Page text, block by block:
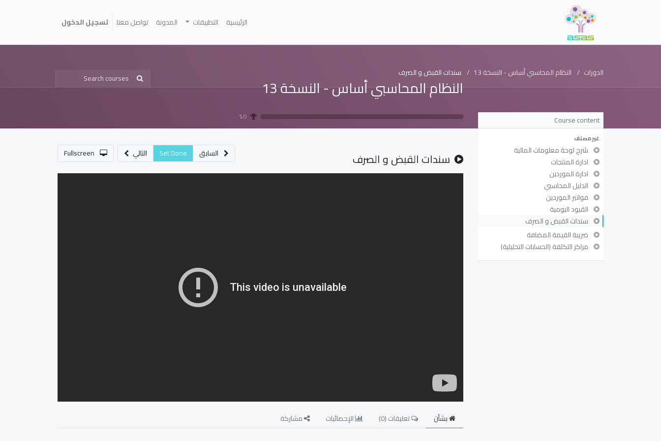
الرئيسية التطبيقات المدونة تواصل معنا تسجيل الدخول
الدورات النظام المحاسبي أساس - النسخة 13 سندات القبض و الصرف
النظام المحاسبي أساس - النسخة 13
0 % Course content
غير مصنف
شرح لوحة معلومات المالية
ادارة المنتجات
ادارة الموردين
الدليل المحاسبي
فواتير الموردين
القيود اليومية
سندات القبض و الصرف
ضريبة القيمة المضافة
مراكز التكلفة (الحسابات التحليلية)
سندات القبض و الصرف السابق Set Done التالي Fullscreen
بشأن تعليقات (0
) الإحصائيات مشاركة